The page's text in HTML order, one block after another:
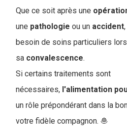
Que ce soit après une
une pathologie ou un accident
besoin de soins particuliers
sa convalescence.
Si certains traitements sont
nécessaires, l'alimentation
un rôle prépondérant dans la
votre fidèle compagnon. 🧆